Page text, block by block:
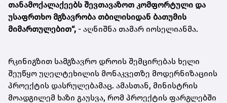
თანამოქალაქეებს შევთავაზოთ კომფორტული და
უსაფრთხო მგზავრობა თბილისიდან ბათუმის
მიმართულებით“, - აღნიშნა თამარ იოსელიანმა.
რკინიგზით სამგზავრო დროის შემცირებას ხელი
შეუწყო უღელტეხილის მონაკვეთზე მოდერნიზაციის
პროექტის დასრულებამაც. ამასთან, მინისტრის
მოადგილემ ხაზი გაუსვა, რომ პროექტის ფარგლებში